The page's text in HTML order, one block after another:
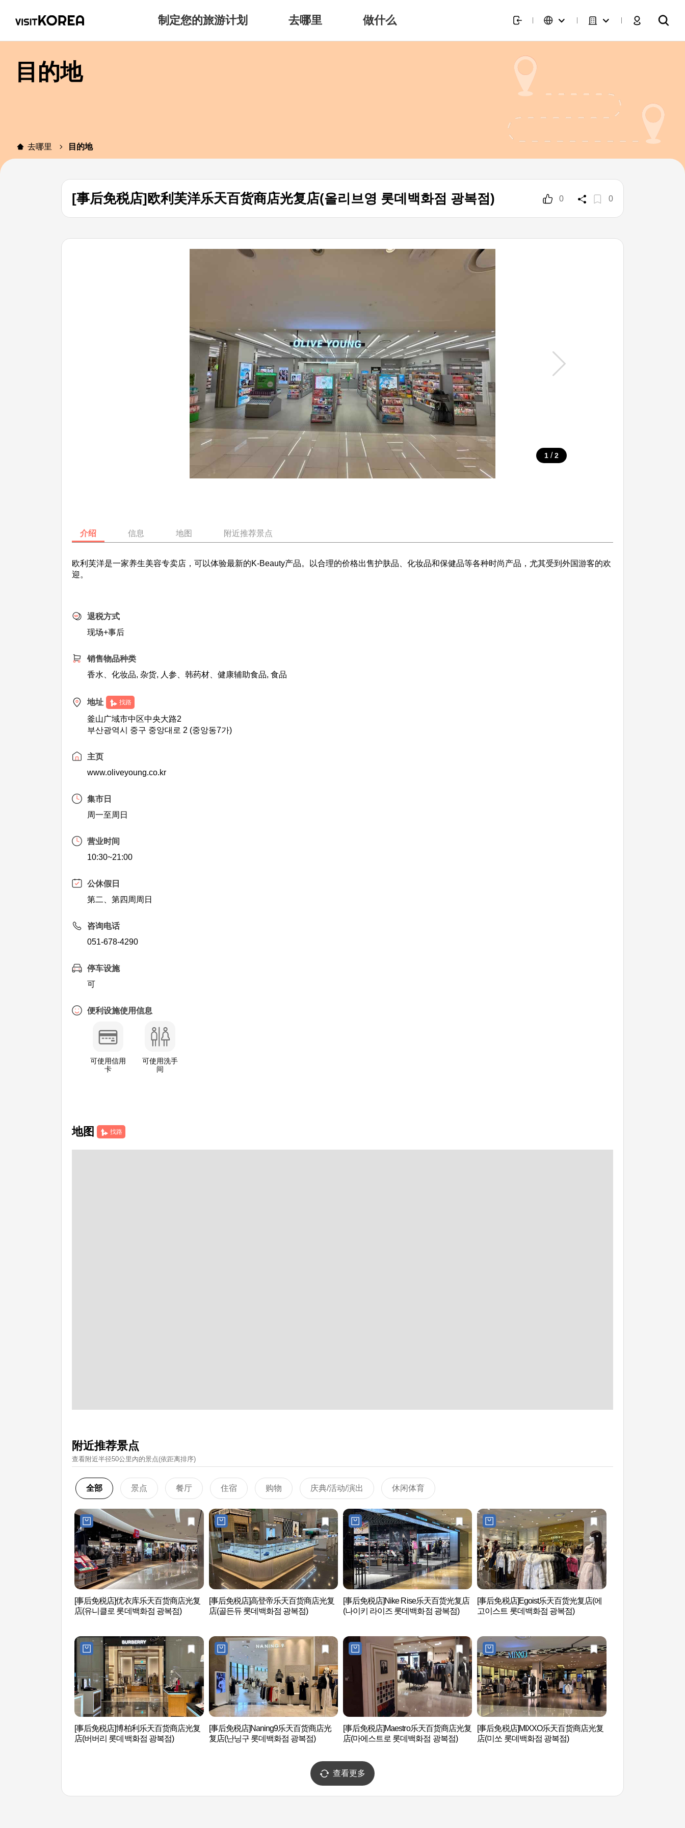
制定您的旅游计划 去哪里 做什么
目的地
去哪里 目的地
[事后免税店]欧利芙洋乐天百货商店光复店(올리브영 롯데백화점 광복점) 0 0
1 / 2
介绍 信息 地图 附近推荐景点
欧利芙洋是一家养生美容专卖店，可以体验最新的K-Beauty产品。以合理的价格出售护肤品、化妆品和保健品等各种时尚产品，尤其受到外国游客的欢
迎。
退税方式
现场+事后
销售物品种类
香水、化妆品, 杂货, 人参、韩药材、健康辅助食品, 食品
地址 找路
釜山广域市中区中央大路2
부산광역시 중구 중앙대로 2 (중앙동7가)
主页
www.oliveyoung.co.kr
集市日
周一至周日
营业时间
10:30~21:00
公休假日
第二、第四周周日
咨询电话
051-678-4290
停车设施
可
便利设施使用信息
可使用信用
卡
可使用洗手
间
地图 找路
附近推荐景点
查看附近半径50公里內的景点(依距离排序)
全部 景点 餐厅 住宿 购物 庆典/活动/演出 休闲体育
[事后免税店]优衣库乐天百货商店光复
店(유니클로 롯데백화점 광복점)
[事后免税店]高登帝乐天百货商店光复
店(골든듀 롯데백화점 광복점)
[事后免税店]Nike Rise乐天百货光复店
(나이키 라이즈 롯데백화점 광복점)
[事后免税店]Egoist乐天百货光复店(에
고이스트 롯데백화점 광복점)
[事后免税店]博柏利乐天百货商店光复
店(버버리 롯데백화점 광복점)
[事后免税店]Naning9乐天百货商店光
复店(난닝구 롯데백화점 광복점)
[事后免税店]Maestro乐天百货商店光复
店(마에스트로 롯데백화점 광복점)
[事后免税店]MIXXO乐天百货商店光复
店(미쏘 롯데백화점 광복점)
查看更多